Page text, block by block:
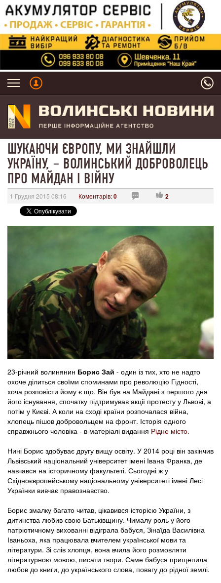
ШУКАЮЧИ ЄВРОПУ, МИ ЗНАЙШЛИ
УКРАЇНУ, – ВОЛИНСЬКИЙ ДОБРОВОЛЕЦЬ
ПРО МАЙДАН І ВІЙНУ
1 Грудня 2015 08:16 Коментарів:0 2
23-річний волинянин Борис Зай - один із тих, хто не надто
охоче ділиться своїми споминами про революцію Гідності,
хоча розповісти йому є що. Він був на Майдані з першого дня
його існування, спочатку підтримував акції протесту у Львові, а
потім у Києві. А коли на сході країни розпочалася війна,
хлопець пішов добровольцем на фронт. Історія одного
справжнього чоловіка - в матеріалі видання Рідне місто.
Нині Борис здобуває другу вищу освіту. У 2014 році він закінчив
Львівський національний університет імені Івана Франка, де
навчався на історичному факультеті. Сьогодні ж у
Східноєвропейському національному університеті імені Лесі
Українки вивчає правознавство.
Борис змалку багато читав, цікавився історією України, з
дитинства любив свою Батьківщину. Чималу роль у його
патріотичному вихованні відіграла бабуся, Зінаїда Василівна
Іваньоха, яка працювала вчителем української мови та
літератури. Зі слів хлопця, вона вчила його розмовляти
літературною мовою, писати твори. Саме бабуся прищепила
любов до книги, до українського слова, повагу до рідної землі.